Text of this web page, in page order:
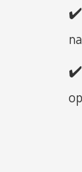
✔️
✔️